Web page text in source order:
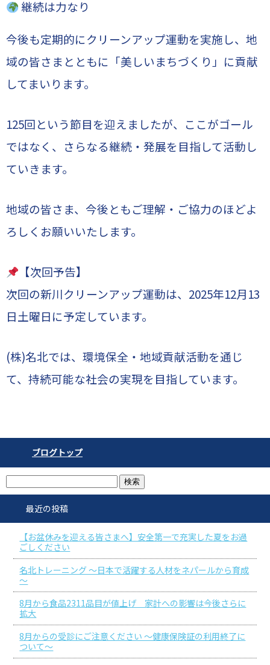
継続は力なり
今後も定期的にクリーンアップ運動を実施し、地
域の皆さまとともに「美しいまちづくり」に貢献
してまいります。
125回という節目を迎えましたが、ここがゴール
ではなく、さらなる継続・発展を目指して活動し
ていきます。
地域の皆さま、今後ともご理解・ご協力のほどよ
ろしくお願いいたします。
【次回予告】
次回の新川クリーンアップ運動は、2025年12月13
日土曜日に予定しています。
(株)名北では、環境保全・地域貢献活動を通じ
て、持続可能な社会の実現を目指しています。
ブログトップ
最近の投稿
【お盆休みを迎える皆さまへ】安全第一で充実した夏をお過
ごしください
名北トレーニング ～日本で活躍する人材をネパールから育成
～
8月から食品2311品目が値上げ 家計への影響は今後さらに
拡大
8月からの受診にご注意ください ～健康保険証の利用終了に
ついて～